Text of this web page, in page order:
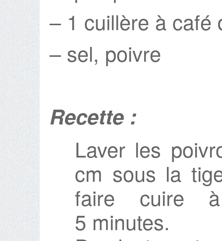
– 1 cuillère à café
– sel, poivre
Recette :
Laver les
cm sous la
faire cuire
5 minutes.